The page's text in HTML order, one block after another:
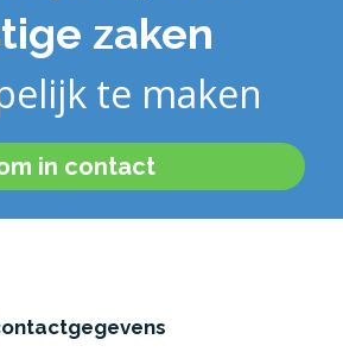
zaken
te maken
in contact